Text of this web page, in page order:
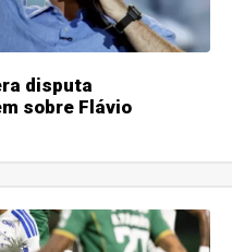
disputa
sobre Flávio